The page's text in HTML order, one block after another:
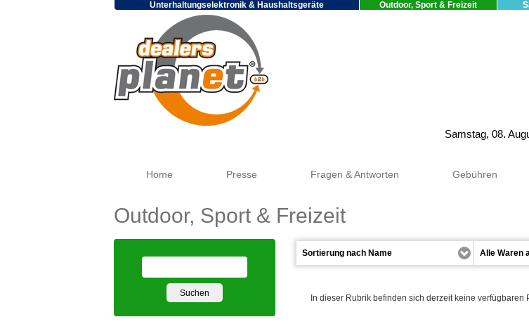
Unterhaltungselektronik & Haushaltsgeräte Outdoor, Sport & Freizeit
Samstag, 08.
Home Presse Fragen & Antworten Gebühren
Outdoor, Sport & Freizeit
In dieser Rubrik befinden sich derzeit keine verfügbaren